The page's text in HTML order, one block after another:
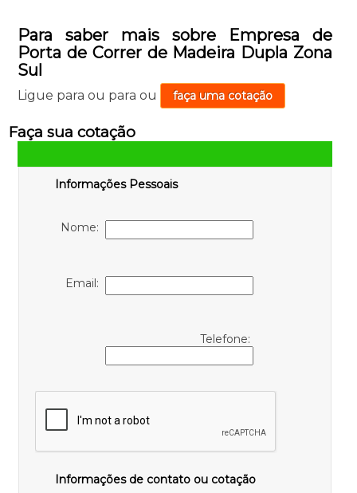
Para saber mais sobre Empresa de
Porta de Correr de Madeira Dupla Zona
Sul
Ligue para ou para ou faça uma cotação
Faça sua cotação
Informações Pessoais
Nome:
Email:
Telefone:
Informações de contato ou cotação